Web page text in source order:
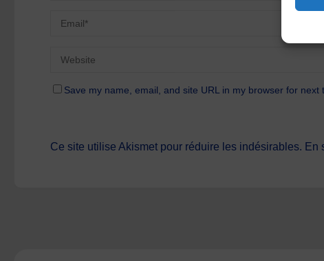
Save my name, email, and site URL in my browser for next
Ce site utilise Akismet pour réduire les indésirables. En